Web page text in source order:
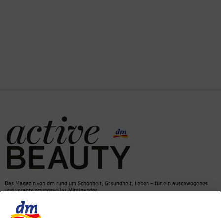
Das Magazin von dm rund um Schönheit, Gesundheit, Leben – für ein ausgewogenes
und verantwortungsvolles Miteinander.